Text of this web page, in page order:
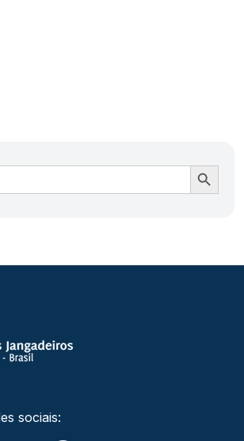
Ir
sociais: